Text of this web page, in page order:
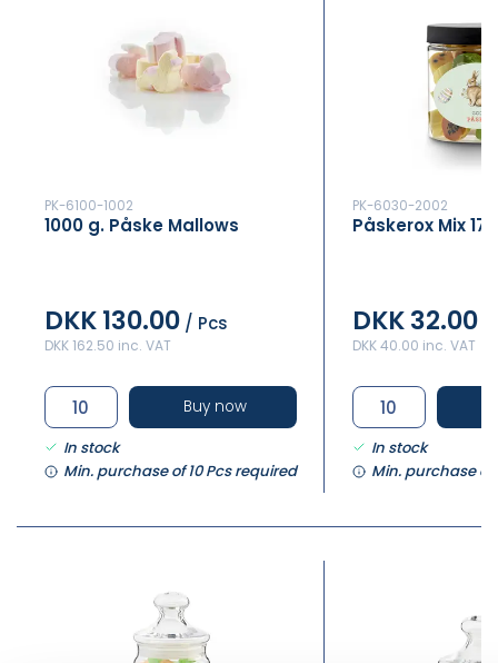
PK-6100-1002
1000 g. Påske Mallows
DKK 130.00 / Pcs
DKK 162.50 inc. VAT
Buy now
In stock
Min. purchase of 10 Pcs required
PK-6030-2002
Påskerox Mix
DKK 32.00
DKK 40.00 inc. VAT
In stock
Min. purchase of